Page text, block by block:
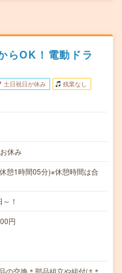
らOK！電動ドラ
土日祝日が休み 残業なし
休み
1時間05分)※休憩時間は合
！
円
の交換＊部品組立や組付け＊